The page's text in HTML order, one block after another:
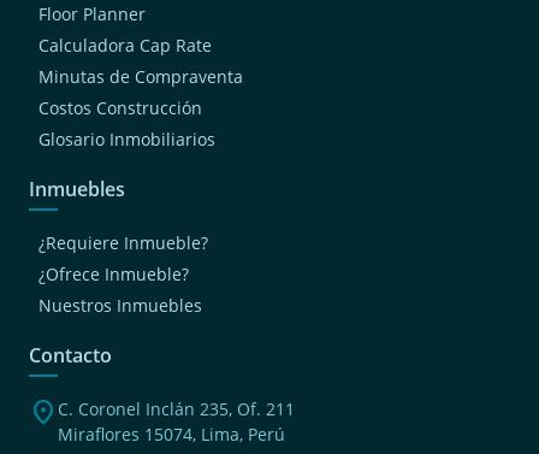
Floor Planner
Calculadora Cap Rate
Minutas de Compraventa
Costos Construcción
Glosario Inmobiliarios
Inmuebles
¿Requiere Inmueble?
¿Ofrece Inmueble?
Nuestros Inmuebles
Contacto
location_on C. Coronel Inclán 235, Of. 211
Miraflores 15074, Lima, Perú